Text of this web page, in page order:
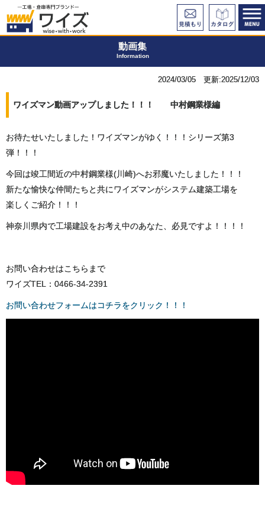
動画集
Information
2024/03/05 更新:2025/12/03
ワイズマン動画アップしました！！！ 中村鋼業様編
お待たせいたしました！ワイズマンがゆく！！！シリーズ第3
弾！！！
今回は竣工間近の中村鋼業様(川崎)へお邪魔いたしました！！！
新たな愉快な仲間たちと共にワイズマンがシステム建築工場を
楽しくご紹介！！！
神奈川県内で工場建設をお考え中のあなた、必見ですよ！！！！
お問い合わせはこちらまで
ワイズTEL：0466-34-2391
お問い合わせフォームはコチラをクリック！！！